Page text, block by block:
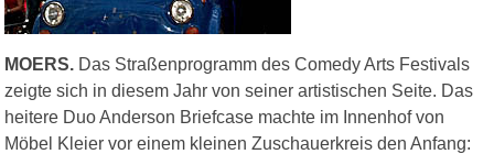
MOERS. Das Straßenprogramm des Comedy Arts Festivals
zeigte sich in diesem Jahr von seiner artistischen Seite. Das
heitere Duo Anderson Briefcase machte im Innenhof von
Möbel Kleier vor einem kleinen Zuschauerkreis den Anfang: